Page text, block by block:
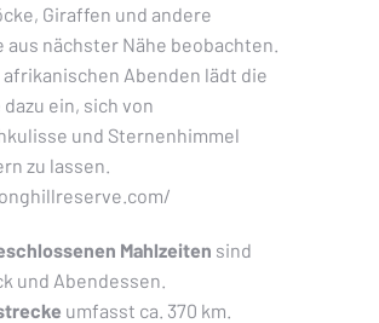
Giraffen und andere
aus nächster Nähe beobachten.
afrikanischen Abenden lädt die
ein, sich von
und Sternenhimmel
zu lassen.
Mahlzeiten sind
und Abendessen.
umfasst ca. 370 km.